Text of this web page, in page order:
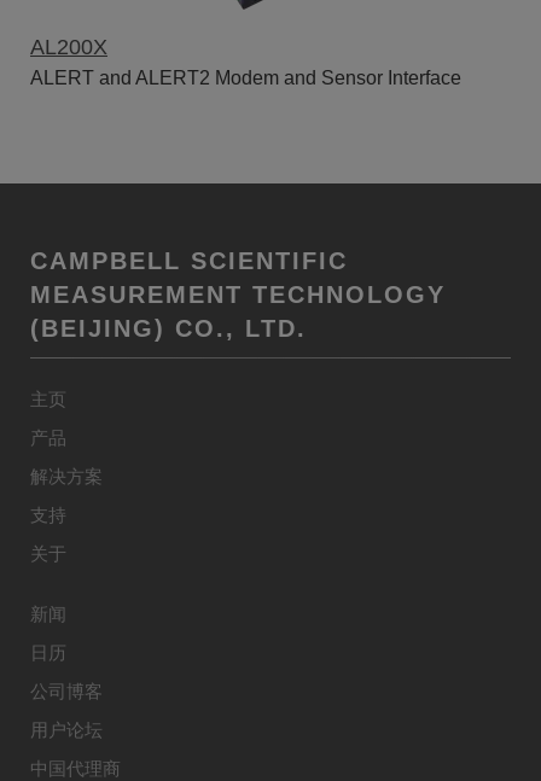
AL200X
ALERT and ALERT2 Modem and Sensor Interface
CAMPBELL SCIENTIFIC
MEASUREMENT TECHNOLOGY
(BEIJING) CO., LTD.
主页
产品
解决方案
支持
关于
新闻
日历
公司博客
用户论坛
中国代理商